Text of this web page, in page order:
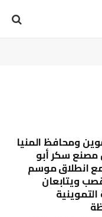
ومحافظ المنيا
مصنع سكر أبو
انطلاق موسم
ويتابعان